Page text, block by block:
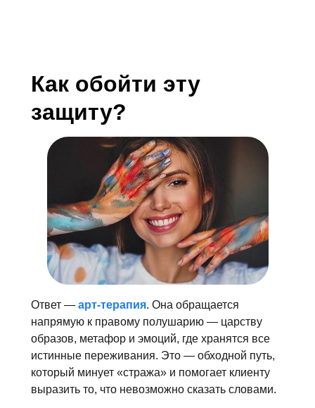
Как обойти эту
защиту?
Ответ — арт-терапия. Она обращается
напрямую к правому полушарию — царству
образов, метафор и эмоций, где хранятся все
истинные переживания. Это — обходной путь,
который минует «стража» и помогает клиенту
выразить то, что невозможно сказать словами.